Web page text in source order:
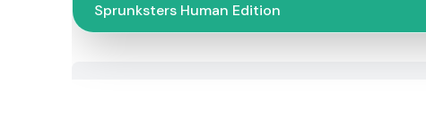
Sprunksters Human Edition